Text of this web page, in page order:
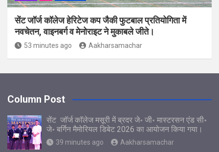
सेंट जॉर्ज कॉलेज हेरिटेज कप जैकी फुटबाल प्रतियोगिता में
नवचेतन, वाइनबर्ग व मेनोराइट ने मुकाबले जीते।
53 minutes ago Aakharsamachar
Column Post
सेंट जाॅर्ज काॅलेज मसूरी में ब्रदर जे॰ जी॰ मास्टरसन एंड सी॰
जे॰ बर्गिन मैमोरियल डिबेट 2026 का आयोजन किया गया।
39 minutes ago Aakharsamachar